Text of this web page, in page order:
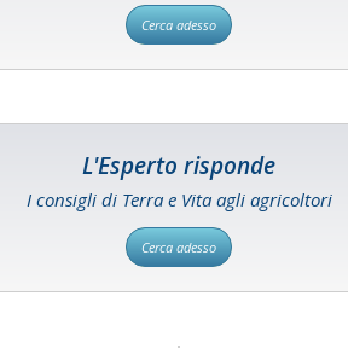
Cerca adesso
L'Esperto risponde
I consigli di Terra e Vita agli agricoltori
Cerca adesso